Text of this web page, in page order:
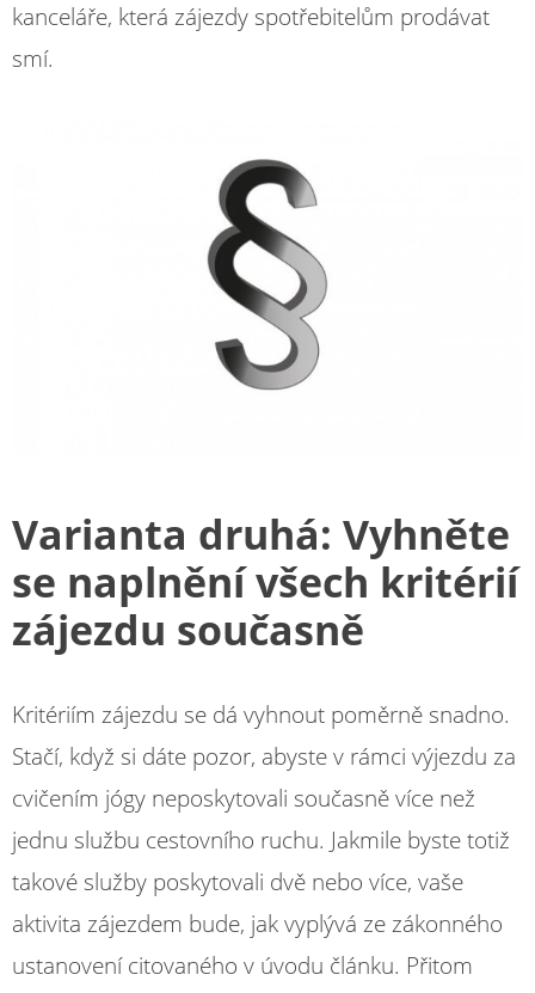
kanceláře, která zájezdy spotřebitelům prodávat
smí.
Varianta druhá: Vyhněte
se naplnění všech kritérií
zájezdu současně
Kritériím zájezdu se dá vyhnout poměrně snadno.
Stačí, když si dáte pozor, abyste v rámci výjezdu za
cvičením jógy neposkytovali současně více než
jednu službu cestovního ruchu. Jakmile byste totiž
takové služby poskytovali dvě nebo více, vaše
aktivita zájezdem bude, jak vyplývá ze zákonného
ustanovení citovaného v úvodu článku. Přitom